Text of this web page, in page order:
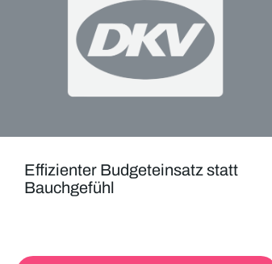
Effizienter Budgeteinsatz statt
Bauchgefühl